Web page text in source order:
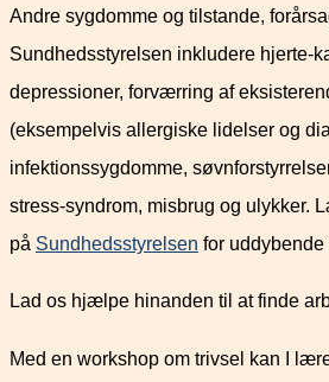
Andre sygdomme og tilstande,
Sundhedsstyrelsen inkludere hjerte-
depressioner, forværring af
(eksempelvis allergiske lidelser og
infektionssygdomme,
stress-syndrom, misbrug og ulykker.
på Sundhedsstyrelsen for uddybende
Lad os hjælpe hinanden til at finde
Med en workshop om trivsel kan I